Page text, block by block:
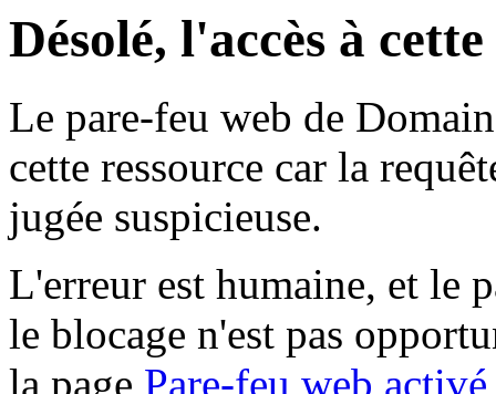
Désolé, l'accès à
Le pare-feu web de
cette ressource car la
jugée suspicieuse.
L'erreur est humaine, et le
le blocage n'est pas
la page Pare-feu web activé